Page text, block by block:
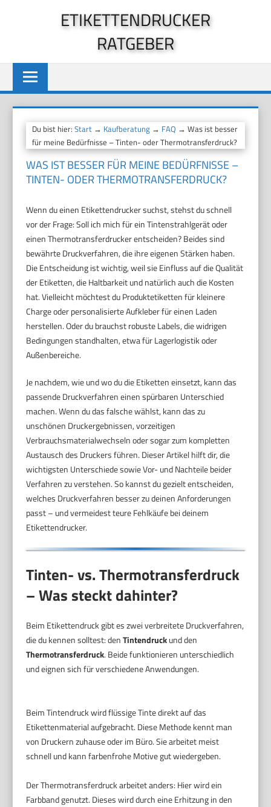
ETIKETTENDRUCKER
RATGEBER
Du bist hier:Start → Kaufberatung → FAQ → Was ist besser
für meine Bedürfnisse – Tinten- oder Thermotransferdruck?
WAS IST BESSER FÜR MEINE BEDÜRFNISSE –
TINTEN- ODER THERMOTRANSFERDRUCK?
Wenn du einen Etikettendrucker suchst, stehst du schnell
vor der Frage: Soll ich mich für ein Tintenstrahlgerät oder
einen Thermotransferdrucker entscheiden? Beides sind
bewährte Druckverfahren, die ihre eigenen Stärken haben.
Die Entscheidung ist wichtig, weil sie Einfluss auf die Qualität
der Etiketten, die Haltbarkeit und natürlich auch die Kosten
hat. Vielleicht möchtest du Produktetiketten für kleinere
Charge oder personalisierte Aufkleber für einen Laden
herstellen. Oder du brauchst robuste Labels, die widrigen
Bedingungen standhalten, etwa für Lagerlogistik oder
Außenbereiche.
Je nachdem, wie und wo du die Etiketten einsetzt, kann das
passende Druckverfahren einen spürbaren Unterschied
machen. Wenn du das falsche wählst, kann das zu
unschönen Druckergebnissen, vorzeitigen
Verbrauchsmaterialwechseln oder sogar zum kompletten
Austausch des Druckers führen. Dieser Artikel hilft dir, die
wichtigsten Unterschiede sowie Vor- und Nachteile beider
Verfahren zu verstehen. So kannst du gezielt entscheiden,
welches Druckverfahren besser zu deinen Anforderungen
passt – und vermeidest teure Fehlkäufe bei deinem
Etikettendrucker.
Tinten- vs. Thermotransferdruck
– Was steckt dahinter?
Beim Etikettendruck gibt es zwei verbreitete Druckverfahren,
die du kennen solltest: denTintendruckund den
Thermotransferdruck. Beide funktionieren unterschiedlich
und eignen sich für verschiedene Anwendungen.
Beim Tintendruck wird flüssige Tinte direkt auf das
Etikettenmaterial aufgebracht. Diese Methode kennt man
von Druckern zuhause oder im Büro. Sie arbeitet meist
schnell und kann farbenfrohe Motive gut wiedergeben.
Der Thermotransferdruck arbeitet anders: Hier wird ein
Farbband genutzt. Dieses wird durch eine Erhitzung in den